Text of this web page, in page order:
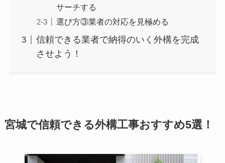
サーチする
選び方③業者の対応を見極める
信頼できる業者で納得のいく外構を完成
させよう！
宮城で信頼できる外構工事おすすめ5選！